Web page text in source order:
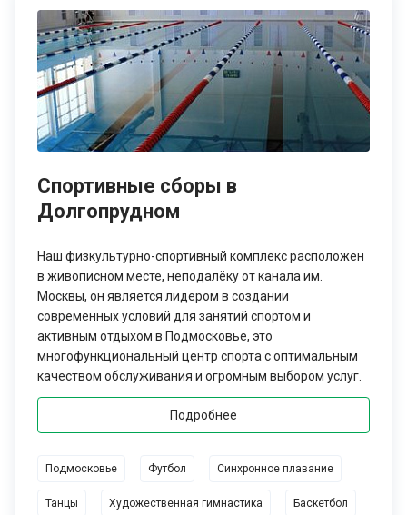
Спортивные сборы в
Долгопрудном
Наш физкультурно-спортивный комплекс расположен
в живописном месте, неподалёку от канала им.
Москвы, он является лидером в создании
современных условий для занятий спортом и
активным отдыхом в Подмосковье, это
многофункциональный центр спорта с оптимальным
качеством обслуживания и огромным выбором услуг.
Подробнее
Подмосковье Футбол Синхронное плавание
Танцы Художественная гимнастика Баскетбол